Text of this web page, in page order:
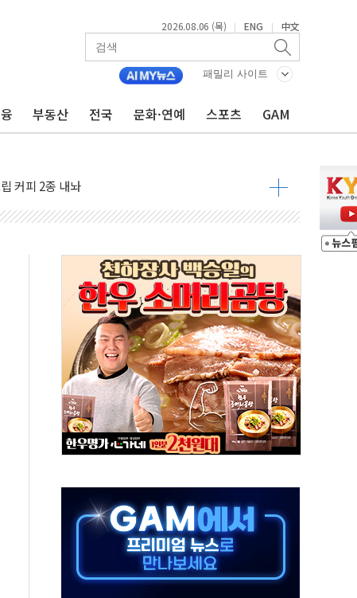
2026.08.06 (목) | ENG | 中文
패밀리 사이트
부동산 전국 문화·연예 스포츠 GAM
역경제 활성화 앞장
폼 매출 효과에 36% 증가
리 디저트 2종 내놔
'데이지'호 미사일 공격"
어런스 딜'
6월 경상수지 497.3억달러 흑자
령 "논쟁 여지" 이례적 언급
신규 전략시장 안착
소상공인 디지털 전환 나선다
李대통령…"형소법 보완 방법 찾아달라" 주문도
대에 금값 4% 급등…유가 혼조
자, 육아로 경력 단절…기업 인재 전략 재정립 필요
·제주 비소식
합…대선 불확실성에 투자심리 위축
전환 지원 강화해야"